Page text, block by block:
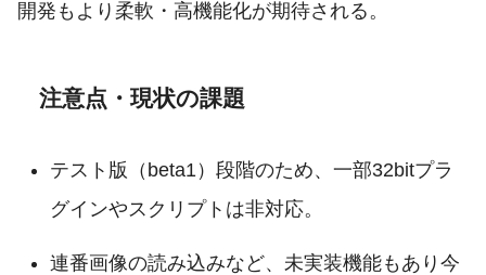
開発もより柔軟・高機能化が期待される。
注意点・現状の課題
テスト版（beta1）段階のため、一部32bitプラ
グインやスクリプトは非対応。
連番画像の読み込みなど、未実装機能もあり今